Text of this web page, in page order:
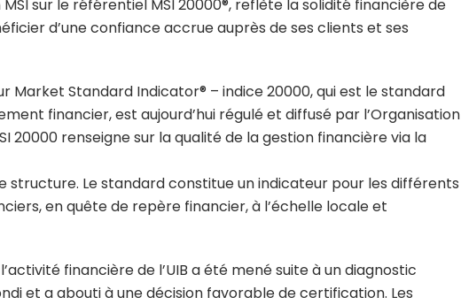
sur le référentiel MSI 20000®, reflète la solidité financière de
d’une confiance accrue auprès de ses clients et ses
Market Standard Indicator® – indice 20000, qui est le standard
financier, est aujourd’hui régulé et diffusé par l’Organisation
20000 renseigne sur la qualité de la gestion financière via la
structure. Le standard constitue un indicateur pour les différents
en quête de repère financier, à l’échelle locale et
financière de l’UIB a été mené suite à un diagnostic
et a abouti à une décision favorable de certification. Les